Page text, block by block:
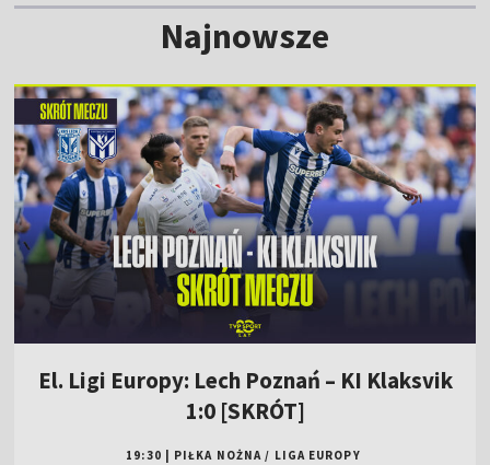
Najnowsze
El. Ligi Europy: Lech Poznań – KI Klaksvik
1:0 [SKRÓT]
19:30 PIŁKA NOŻNA / LIGA EUROPY